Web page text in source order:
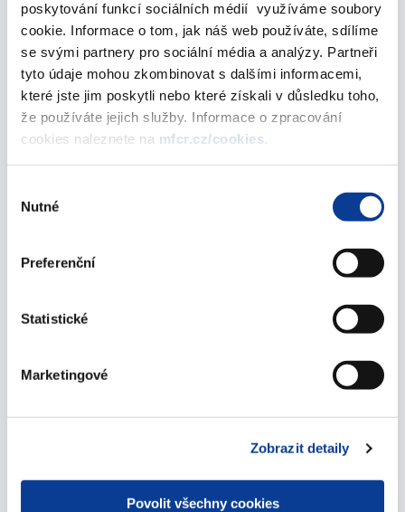
poskytování funkcí sociálních médií využíváme soubory
cookie. Informace o tom, jak náš web používáte, sdílíme
se svými partnery pro sociální média a analýzy. Partneři
tyto údaje mohou zkombinovat s dalšími informacemi,
které jste jim poskytli nebo které získali v důsledku toho,
že používáte jejich služby. Informace o zpracování
cookies naleznete na mfcr.cz/cookies.
souhlasu
Nutné
Preferenční
Statistické
Marketingové
Zobrazit detaily
Povolit všechny cookies
září 2018
Pozvánka na seminář „Obchodní příležitosti s
EBRD a exportní příležitosti v Turecku, Polsku a
na Ukrajině“
10. září 2018
Pozvánka na seminář „Možnosti financování
05. září 2018
červen 2018
Představení první úplné konsolidované účetní